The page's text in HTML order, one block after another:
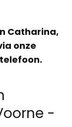
Catharina,
onze
-